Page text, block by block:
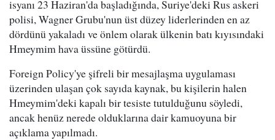
isyanı 23 Haziran'da başladığında, Suriye'deki Rus askeri
polisi, Wagner Grubu'nun üst düzey liderlerinden en az
dördünü yakaladı ve önlem olarak ülkenin batı kıyısındaki
Hmeymim hava üssüne götürdü.
Foreign Policy'ye şifreli bir mesajlaşma uygulaması
üzerinden ulaşan çok sayıda kaynak, bu kişilerin halen
Hmeymim'deki kapalı bir tesiste tutulduğunu söyledi,
ancak henüz nerede olduklarına dair kamuoyuna bir
açıklama yapılmadı.